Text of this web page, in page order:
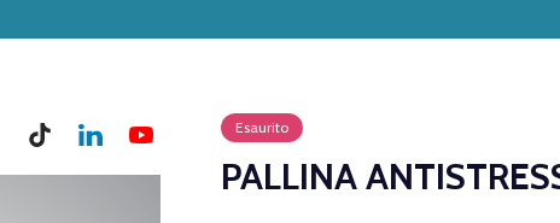
Esaurito
PALLINA